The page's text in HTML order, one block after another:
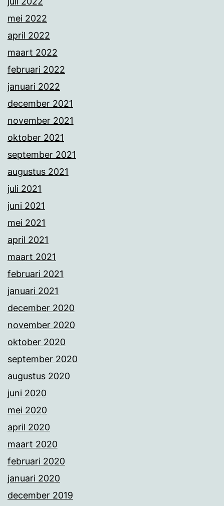
mei 2022
april 2022
maart 2022
februari 2022
januari 2022
december 2021
november 2021
oktober 2021
september 2021
augustus 2021
juli 2021
juni 2021
mei 2021
april 2021
maart 2021
februari 2021
januari 2021
december 2020
november 2020
oktober 2020
september 2020
augustus 2020
juni 2020
mei 2020
april 2020
maart 2020
februari 2020
januari 2020
december 2019